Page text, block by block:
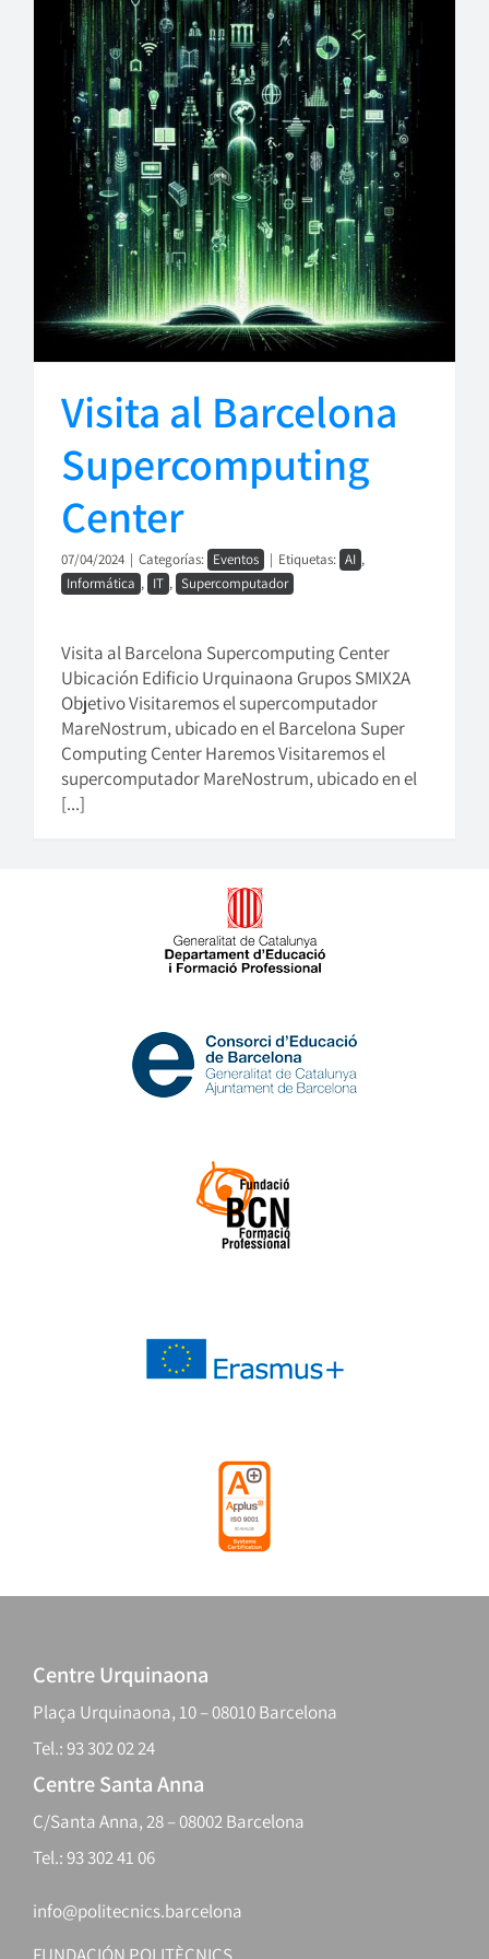
Visita al Barcelona
Supercomputing
Center
07/04/2024 | Categorías: Eventos | Etiquetas: AI ,
Informática , IT , Supercomputador
Visita al Barcelona Supercomputing Center
Ubicación Edificio Urquinaona Grupos SMIX2A
Objetivo Visitaremos el supercomputador
MareNostrum, ubicado en el Barcelona Super
Computing Center Haremos Visitaremos el
supercomputador MareNostrum, ubicado en el
[...]
Centre Urquinaona
Plaça Urquinaona, 10 – 08010 Barcelona
Tel.: 93 302 02 24
Centre Santa Anna
C/Santa Anna, 28 – 08002 Barcelona
Tel.: 93 302 41 06
info@politecnics.barcelona